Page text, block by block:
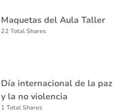
Maquetas del Aula Taller
22 Total Shares
Día internacional de la paz
y la no violencia
1 Total Shares